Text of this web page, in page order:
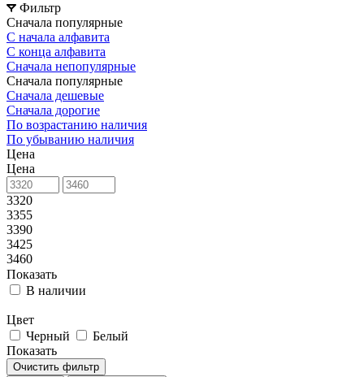
Фильтр
Сначала популярные
С начала алфавита
С конца алфавита
Сначала непопулярные
Сначала популярные
Сначала дешевые
Сначала дорогие
По возрастанию наличия
По убыванию наличия
Цена
Цена
3320
3355
3390
3425
3460
Показать
В наличии
Цвет
Черный
Белый
Показать
Очистить фильтр